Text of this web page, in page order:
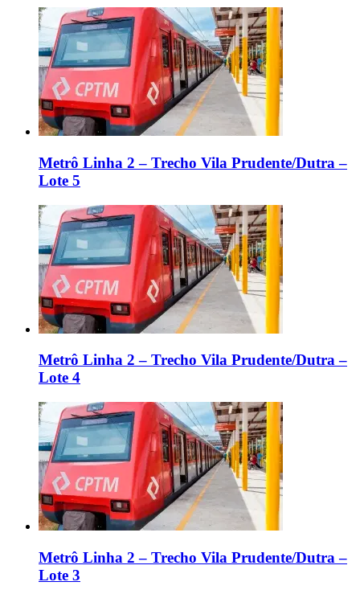
Metrô Linha 2 – Trecho Vila Prudente/Dutra –
Lote 5
Metrô Linha 2 – Trecho Vila Prudente/Dutra –
Lote 4
Metrô Linha 2 – Trecho Vila Prudente/Dutra –
Lote 3